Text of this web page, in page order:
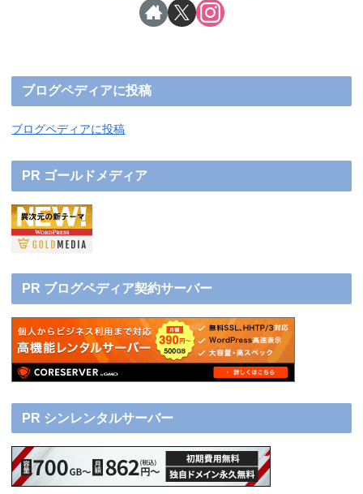
ブログペディアに投稿
ブログペディアに投稿
PR ゴールドメディア
PR ブログペディア契約サーバー
PR シンレンタルサーバー